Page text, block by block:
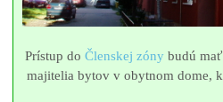
Prístup do Členskej zóny budú
majitelia bytov v obytnom dome,